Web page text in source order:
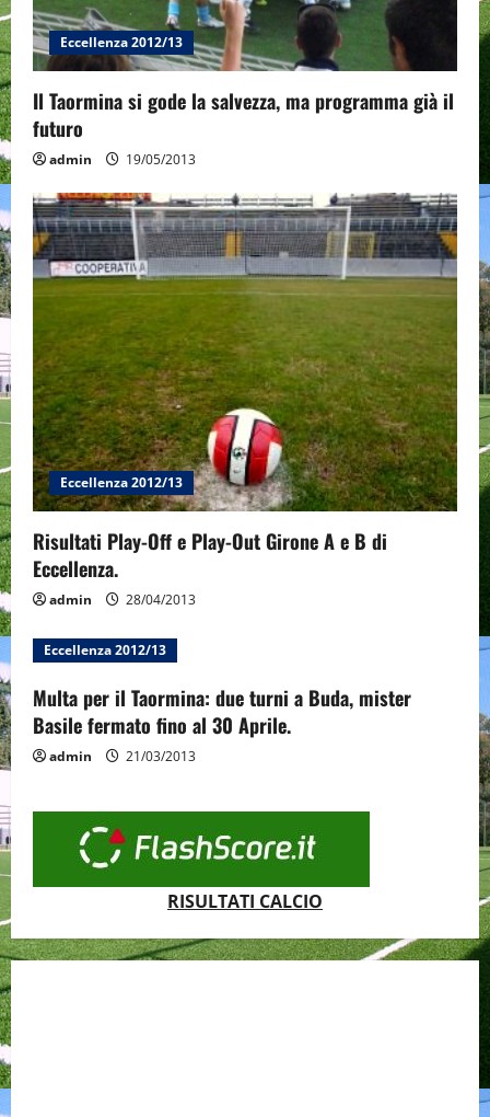
o
n
Eccellenza 2012/13
Il Taormina si gode la salvezza, ma programma già il
futuro
admin 19/05/2013
Eccellenza 2012/13
Risultati Play-Off e Play-Out Girone A e B di
Eccellenza.
admin 28/04/2013
Eccellenza 2012/13
Multa per il Taormina: due turni a Buda, mister
Basile fermato fino al 30 Aprile.
admin 21/03/2013
RISULTATI CALCIO